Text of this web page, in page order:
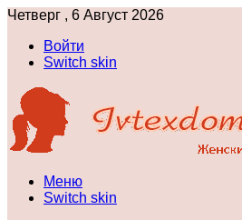
Четверг , 6 Август 2026
Войти
Switch skin
Меню
Switch skin